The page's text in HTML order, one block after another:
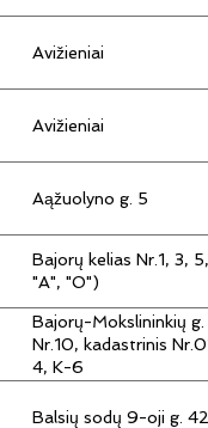
Avižieniai
Avižieniai
Aąžuolyno g. 5
Bajorų kelias Nr.1, 3,
"A", "O")
Bajorų-Mokslininkių g.
Nr.10, kadastrinis
4, K-6
Balsių sodų 9-oji g. 42